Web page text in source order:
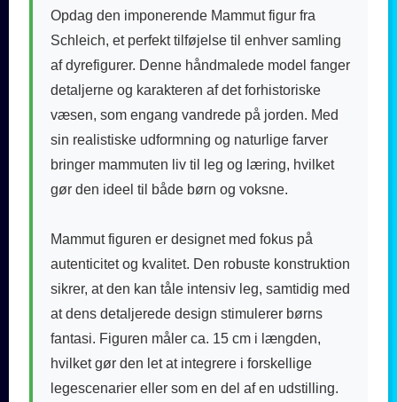
Opdag den imponerende Mammut figur fra
Schleich, et perfekt tilføjelse til enhver samling
af dyrefigurer. Denne håndmalede model fanger
detaljerne og karakteren af det forhistoriske
væsen, som engang vandrede på jorden. Med
sin realistiske udformning og naturlige farver
bringer mammuten liv til leg og læring, hvilket
gør den ideel til både børn og voksne.
Mammut figuren er designet med fokus på
autenticitet og kvalitet. Den robuste konstruktion
sikrer, at den kan tåle intensiv leg, samtidig med
at dens detaljerede design stimulerer børns
fantasi. Figuren måler ca. 15 cm i længden,
hvilket gør den let at integrere i forskellige
legescenarier eller som en del af en udstilling.